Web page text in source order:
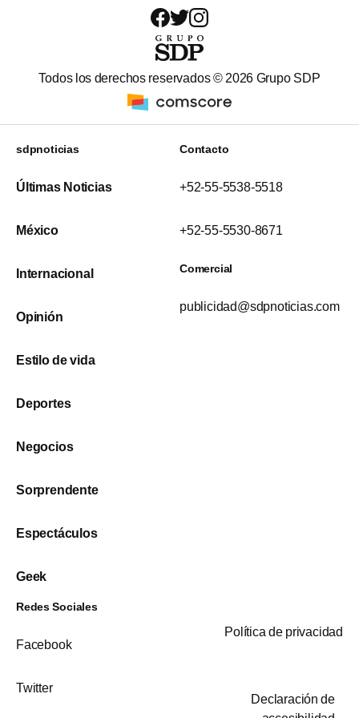
Todos los derechos reservados © 2026 Grupo SDP
sdpnoticias
Últimas Noticias
México
Internacional
Opinión
Estilo de vida
Deportes
Negocios
Sorprendente
Espectáculos
Geek
Contacto
+52-55-5538-5518
+52-55-5530-8671
Comercial
publicidad@sdpnoticias.com
Redes Sociales
Facebook
Twitter
Política de privacidad
Declaración de